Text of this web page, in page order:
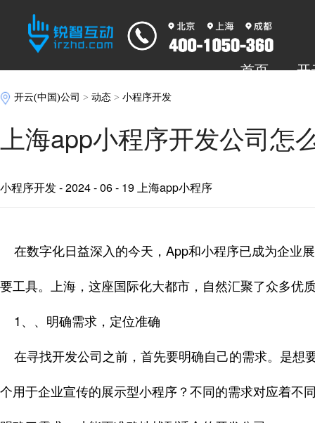
首页 开
开云(中国)公司 >动态 >小程序开发
上海app小程序开发公司怎
小程序开发- 2024 - 06 - 19 上海app小程序
在数字化日益深入的今天，App和小程序已成为企业
要工具。上海，这座国际化大都市，自然汇聚了众多优
1、、明确需求，定位准确
在寻找开发公司之前，首先要明确自己的需求。是想
个用于企业宣传的展示型小程序？不同的需求对应着不